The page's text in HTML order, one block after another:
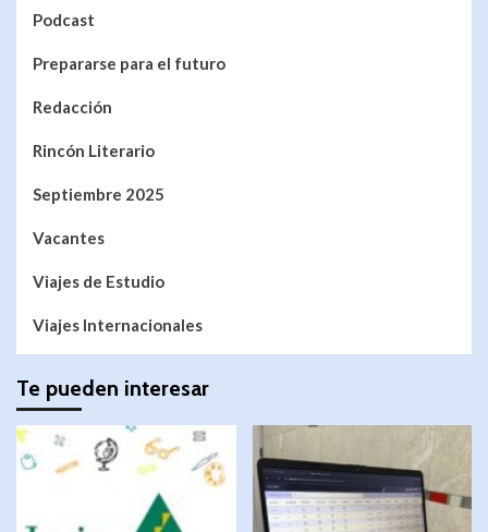
Podcast
Prepararse para el futuro
Redacción
Rincón Literario
Septiembre 2025
Vacantes
Viajes de Estudio
Viajes Internacionales
Te pueden interesar